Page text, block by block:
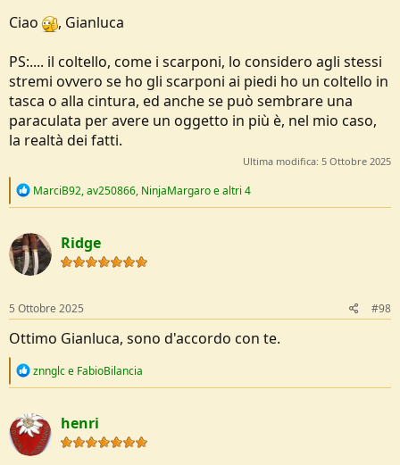
Ciao
, Gianluca
PS:.... il coltello, come i scarponi, lo considero agli stessi
stremi ovvero se ho gli scarponi ai piedi ho un coltello in
tasca o alla cintura, ed anche se può sembrare una
paraculata per avere un oggetto in più è, nel mio caso,
la realtà dei fatti.
Ultima modifica: 5 Ottobre 2025
R
c
t
i
o
s
:
MarciB92,av250866, NinjaMargaroe altri 4
Ridge
5 Ottobre 2025 #98
Ottimo Gianluca, sono d'accordo con te.
R
c
t
i
o
znnglce FabioBilancia
henri